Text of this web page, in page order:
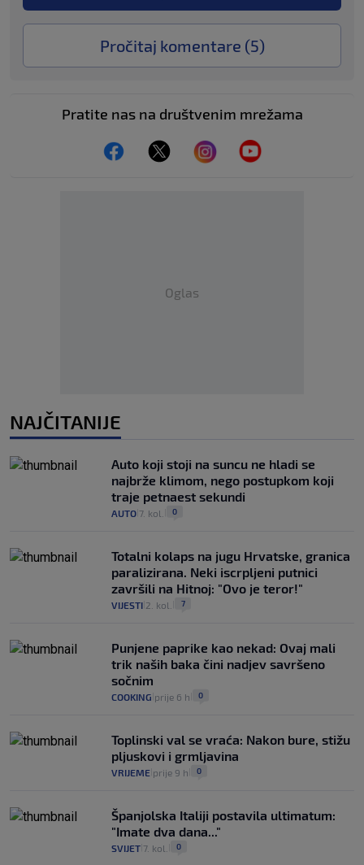
Pročitaj komentare (5)
Pratite nas na društvenim mrežama
Oglas
NAJČITANIJE
Auto koji stoji na suncu ne hladi se
najbrže klimom, nego postupkom koji
traje petnaest sekundi
AUTO 7. kol. 0
Totalni kolaps na jugu Hrvatske, granica
paralizirana. Neki iscrpljeni putnici
završili na Hitnoj: "Ovo je teror!"
VIJESTI 2. kol. 7
Punjene paprike kao nekad: Ovaj mali
trik naših baka čini nadjev savršeno
sočnim
COOKING prije 6 h 0
Toplinski val se vraća: Nakon bure, stižu
pljuskovi i grmljavina
VRIJEME prije 9 h 0
Španjolska Italiji postavila ultimatum:
"Imate dva dana..."
SVIJET 7. kol. 0